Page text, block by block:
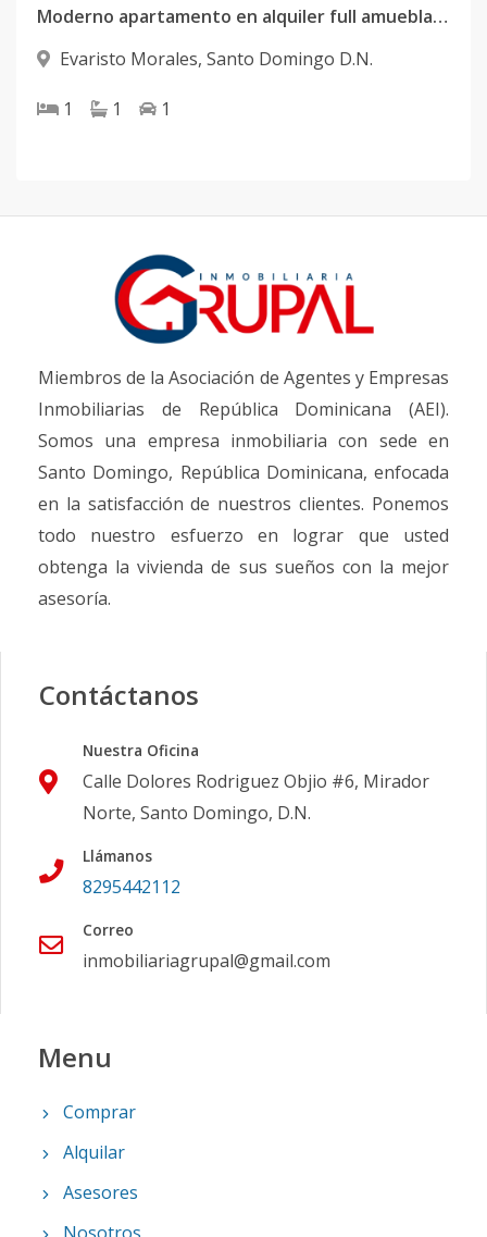
Moderno apartamento en alquiler full amueblado en Evaristo Morales
Evaristo Morales, Santo Domingo D.N.
1 1 1
Miembros de la Asociación de Agentes y Empresas
Inmobiliarias de República Dominicana (AEI).
Somos una empresa inmobiliaria con sede en
Santo Domingo, República Dominicana, enfocada
en la satisfacción de nuestros clientes. Ponemos
todo nuestro esfuerzo en lograr que usted
obtenga la vivienda de sus sueños con la mejor
asesoría.
Contáctanos
Nuestra Oficina
Calle Dolores Rodriguez Objio #6, Mirador
Norte, Santo Domingo, D.N.
Llámanos
8295442112
Correo
inmobiliariagrupal@gmail.com
Menu
Comprar
Alquilar
Asesores